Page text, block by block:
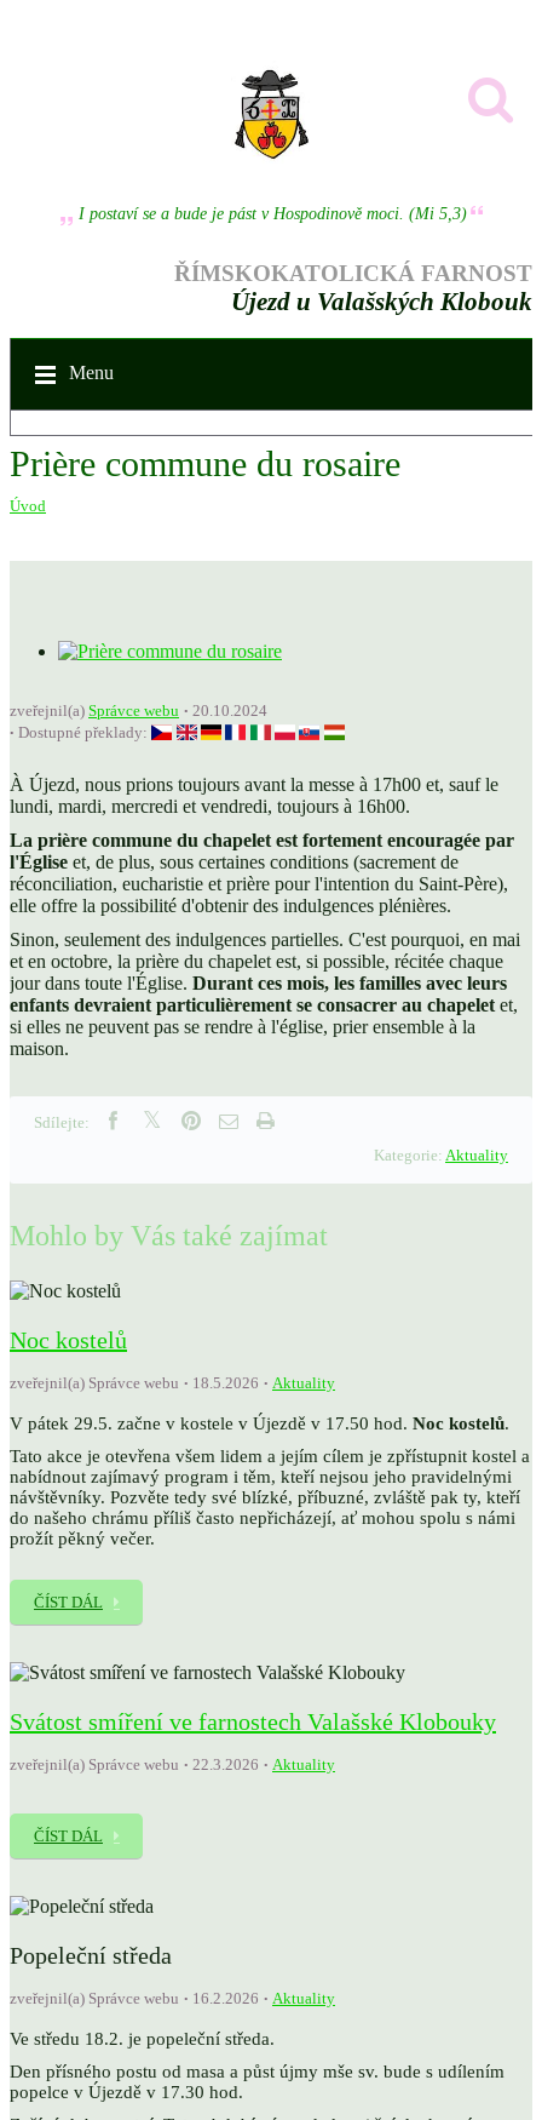
I postaví se a bude je pást v Hospodinově moci. (Mi 5,3)
ŘÍMSKOKATOLICKÁ FARNOST
Újezd u Valašských Klobouk
Menu
Prière commune du rosaire
Úvod
zveřejnil(a) Správce webu
20.10.2024
Dostupné překlady:
À Újezd, nous prions toujours avant la messe à 17h00 et, sauf le
lundi, mardi, mercredi et vendredi, toujours à 16h00.
La prière commune du chapelet est fortement encouragée par
l'Église et, de plus, sous certaines conditions (sacrement de
réconciliation, eucharistie et prière pour l'intention du Saint-Père),
elle offre la possibilité d'obtenir des indulgences plénières.
Sinon, seulement des indulgences partielles. C'est pourquoi, en mai
et en octobre, la prière du chapelet est, si possible, récitée chaque
jour dans toute l'Église. Durant ces mois, les familles avec leurs
enfants devraient particulièrement se consacrer au chapelet et,
si elles ne peuvent pas se rendre à l'église, prier ensemble à la
maison.
Sdílejte:
Kategorie: Aktuality
Mohlo by Vás také zajímat
Noc kostelů
zveřejnil(a) Správce webu 18.5.2026 Aktuality
V pátek 29.5. začne v kostele v Újezdě v 17.50 hod. Noc kostelů.
Tato akce je otevřena všem lidem a jejím cílem je zpřístupnit kostel a
nabídnout zajímavý program i těm, kteří nejsou jeho pravidelnými
návštěvníky. Pozvěte tedy své blízké, příbuzné, zvláště pak ty, kteří
do našeho chrámu příliš často nepřicházejí, ať mohou spolu s námi
prožít pěkný večer.
ČÍST DÁL
Svátost smíření ve farnostech Valašské Klobouky
zveřejnil(a) Správce webu 22.3.2026 Aktuality
ČÍST DÁL
Popeleční středa
zveřejnil(a) Správce webu 16.2.2026 Aktuality
Ve středu 18.2. je popeleční středa.
Den přísného postu od masa a půst újmy mše sv. bude s udílením
popelce v Újezdě v 17.30 hod.